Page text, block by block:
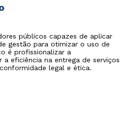
públicos capazes de aplicar
gestão para otimizar o uso de
é profissionalizar a
a eficiência na entrega de serviços
legal e ética.